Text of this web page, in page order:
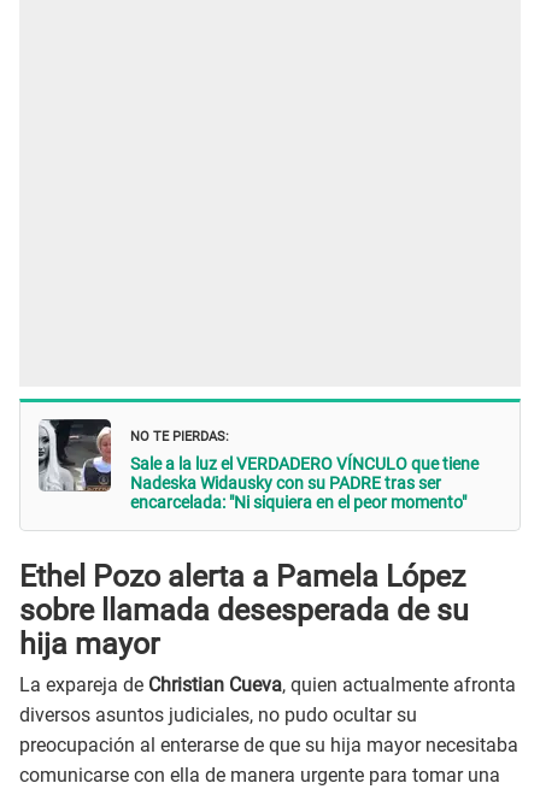
NO TE PIERDAS:
Sale a la luz el VERDADERO VÍNCULO que tiene
Nadeska Widausky con su PADRE tras ser
encarcelada: "Ni siquiera en el peor momento"
Ethel Pozo alerta a Pamela López
sobre llamada desesperada de su
hija mayor
La expareja de Christian Cueva, quien actualmente afronta
diversos asuntos judiciales, no pudo ocultar su
preocupación al enterarse de que su hija mayor necesitaba
comunicarse con ella de manera urgente para tomar una